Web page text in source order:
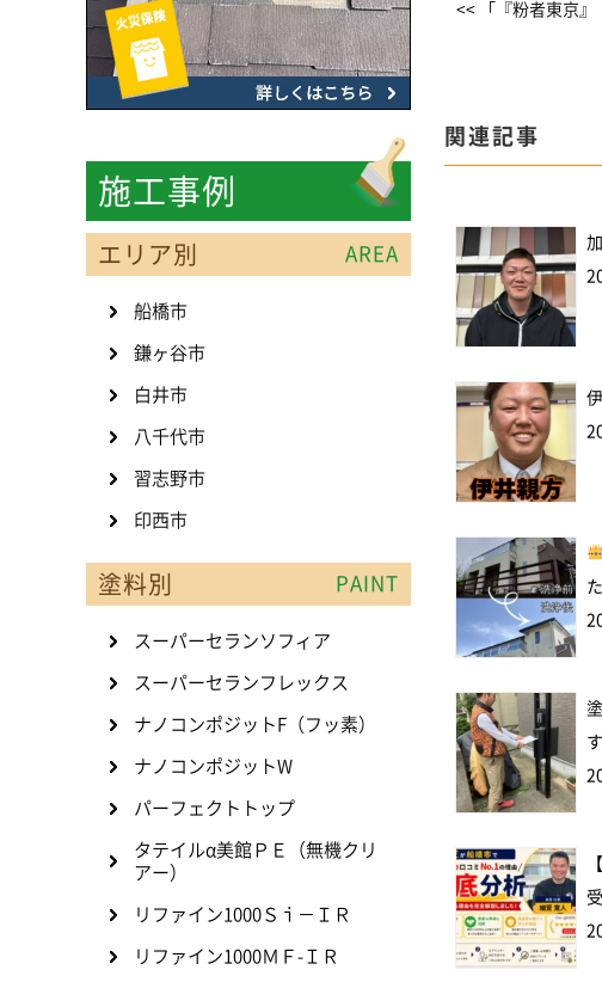
<< 「『粉者東京
関連記事
す
施工事例
エリア別 AREA
船橋市
鎌ヶ谷市
白井市
八千代市
習志野市
印西市
塗料別 PAINT
スーパーセランソフィア
スーパーセランフレックス
ナノコンポジットF（フッ素）
ナノコンポジットW
パーフェクトトップ
タテイルα美館ＰＥ（無機クリ
アー）
リファイン1000Ｓｉ－ＩＲ
リファイン1000ＭＦ-ＩＲ